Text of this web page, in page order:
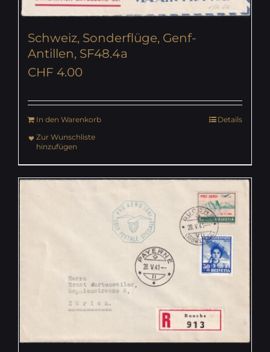
Schweiz, Sonderflüge, Genf-
Antillen, SF48.4a
CHF 4.00
In den Warenkorb
Details
Zur Wunschliste
hinzufügen